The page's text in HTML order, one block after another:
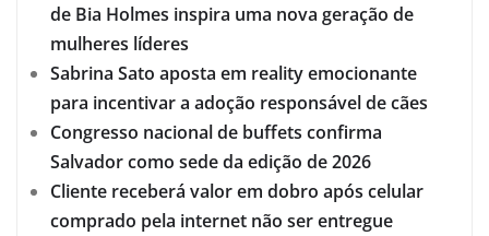
de Bia Holmes inspira uma nova geração de
mulheres líderes
Sabrina Sato aposta em reality emocionante
para incentivar a adoção responsável de cães
Congresso nacional de buffets confirma
Salvador como sede da edição de 2026
Cliente receberá valor em dobro após celular
comprado pela internet não ser entregue